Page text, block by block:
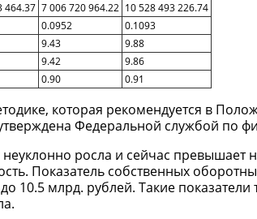
464.37 7 006 720 964.22 10 528 493 226.74
0.0952
0.1093
9.43
9.88
9.42
9.86
0.90 0.91
которая рекомендуется в
Федеральной службой по
росла и сейчас превышает
Показатель собственных
10.5 млрд. рублей. Такие показатели